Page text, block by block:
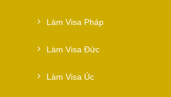
Làm Visa Pháp
Làm Visa Đức
Làm Visa Úc